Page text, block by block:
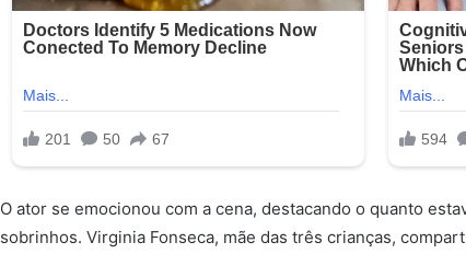
O ator se emocionou com a cena, destacando o quanto
sobrinhos. Virginia Fonseca, mãe das três crianças,